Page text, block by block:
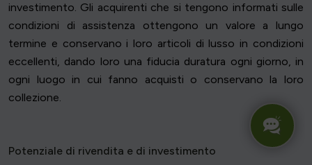
investimento. Gli acquirenti che si tengono informati sulle
condizioni di assistenza ottengono un valore a lungo
termine e conservano i loro articoli di lusso in condizioni
eccellenti, dando loro una fiducia duratura ogni giorno, in
ogni luogo in cui fanno acquisti o conservano la loro
collezione.
Potenziale di rivendita e di investimento